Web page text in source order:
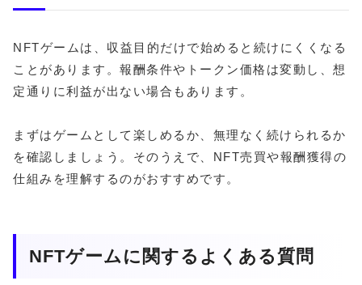
NFTゲームは、収益目的だけで始めると続けにくくなる
ことがあります。報酬条件やトークン価格は変動し、想
定通りに利益が出ない場合もあります。
まずはゲームとして楽しめるか、無理なく続けられるか
を確認しましょう。そのうえで、NFT売買や報酬獲得の
仕組みを理解するのがおすすめです。
NFTゲームに関するよくある質問